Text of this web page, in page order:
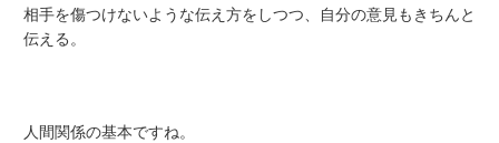
相手を傷つけないような伝え方をしつつ、自分の意見もきちんと
伝える。
人間関係の基本ですね。